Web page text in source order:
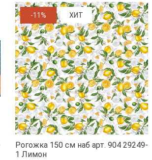
-11% ХИТ
Рогожка 150 см наб арт. 904 29249-
1 Лимон